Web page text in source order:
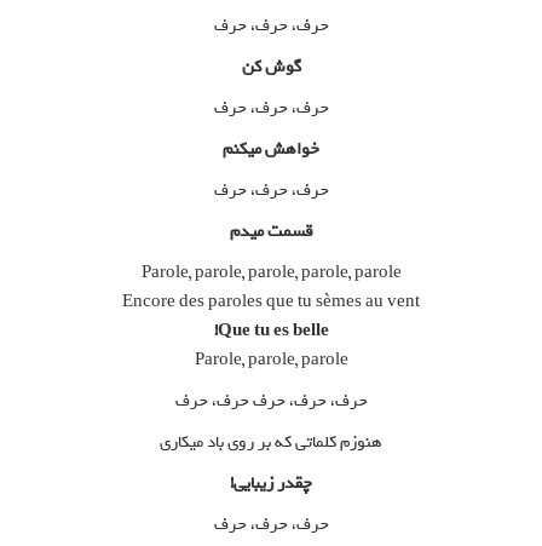
حرف، حرف، حرف
گوش کن
حرف، حرف، حرف
خواهش میکنم
حرف، حرف، حرف
قسمت میدم
Parole, parole, parole, parole, parole
Encore des paroles que tu sèmes au vent
Que tu es belle!
Parole, parole, parole
حرف، حرف، حرف حرف، حرف
هنوزم کلماتی که بر روی باد میکاری
چقدر زیبایی!
حرف، حرف، حرف